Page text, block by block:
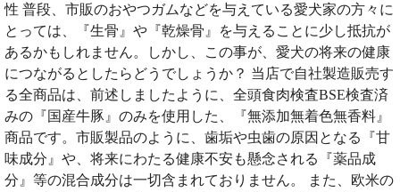
性 普段、市販のおやつガムなどを与えている愛犬家の方々に
とっては、『生骨』や『乾燥骨』を与えることに少し抵抗が
あるかもしれません。しかし、この事が、愛犬の将来の健康
につながるとしたらどうでしょうか？ 当店で自社製造販売す
る全商品は、前述しましたように、全頭食肉検査BSE検査済
みの『国産牛豚』のみを使用した、『無添加無着色無香料』
商品です。市販製品のように、歯垢や虫歯の原因となる『甘
味成分』や、将来にわたる健康不安も懸念される『薬品成
分』等の混合成分は一切含まれておりません。 また、欧米の